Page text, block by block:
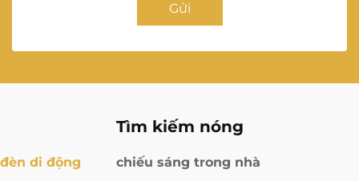
Gửi
Tìm kiếm nóng
đèn di động chiếu sáng trong nhà